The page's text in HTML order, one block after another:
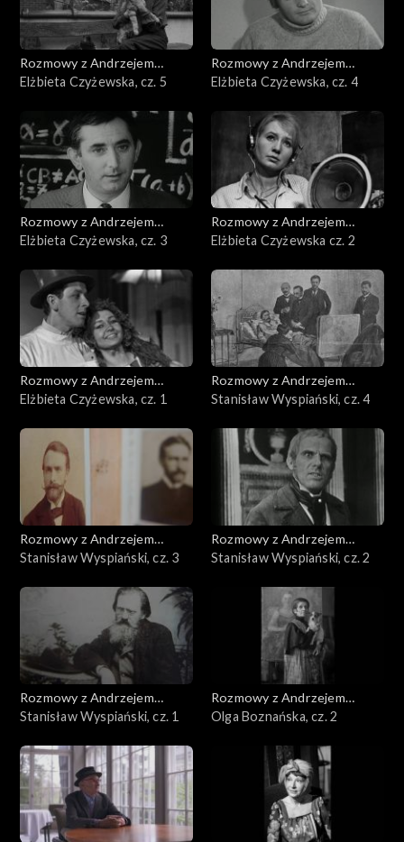
Rozmowy z Andrzejem
Doboszem
Elżbieta Czyżewska, cz. 5
Rozmowy z Andrzejem
Doboszem
Elżbieta Czyżewska, cz. 4
Rozmowy z Andrzejem
Doboszem
Elżbieta Czyżewska, cz. 3
Rozmowy z Andrzejem
Doboszem
Elżbieta Czyżewska cz. 2
Rozmowy z Andrzejem
Doboszem
Elżbieta Czyżewska, cz. 1
Rozmowy z Andrzejem
Doboszem
Stanisław Wyspiański, cz. 4
Rozmowy z Andrzejem
Doboszem
Stanisław Wyspiański, cz. 3
Rozmowy z Andrzejem
Doboszem
Stanisław Wyspiański, cz. 2
Rozmowy z Andrzejem
Doboszem
Stanisław Wyspiański, cz. 1
Rozmowy z Andrzejem
Doboszem
Olga Boznańska, cz. 2